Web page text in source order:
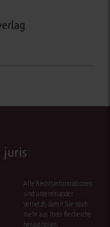
juris
Alle Rechtsinformationen
sind untereinander
vernetzt, damit Sie noch
mehr aus Ihrer Recherche
herausholen.